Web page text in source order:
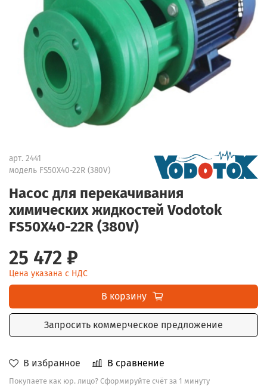
арт. 2441
модель FS50X40-22R (380V)
Насос для перекачивания
химических жидкостей Vodotok
FS50X40-22R (380V)
В избранное В сравнение
Покупаете как юр. лицо? Сформируйте счёт за 1 минуту
25 472 ₽
Цена указана с НДС
В корзину
Запросить коммерческое предложение